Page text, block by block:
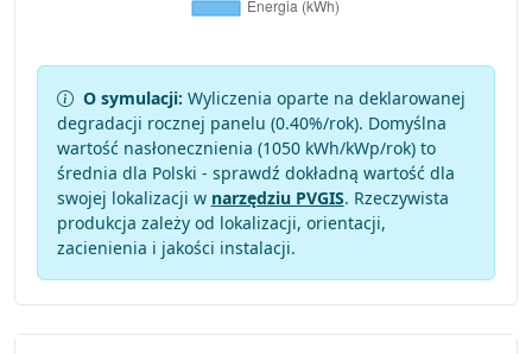
O symulacji: Wyliczenia oparte na deklarowanej
degradacji rocznej panelu (0.40%/rok). Domyślna
wartość nasłonecznienia (1050 kWh/kWp/rok) to
średnia dla Polski - sprawdź dokładną wartość dla
swojej lokalizacji w narzędziu PVGIS. Rzeczywista
produkcja zależy od lokalizacji, orientacji,
zacienienia i jakości instalacji.